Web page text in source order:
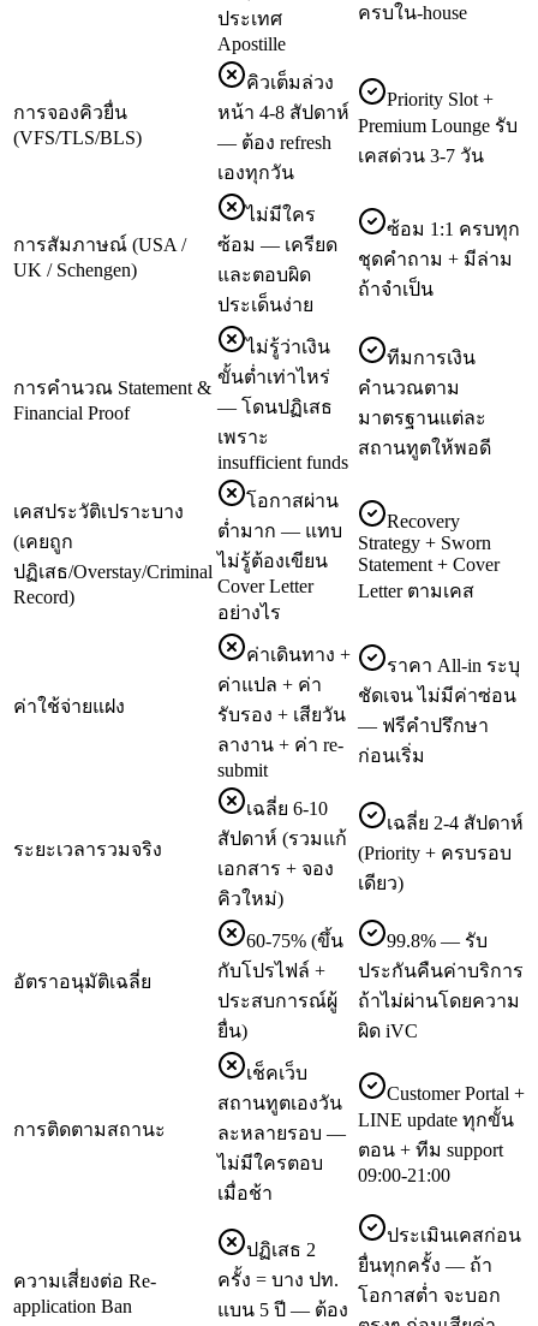
ประเทศ
Apostille
ครบใน-house
การจองคิวยื่น
(VFS/TLS/BLS)
คิวเต็มล่วง
หน้า 4-8 สัปดาห์
— ต้อง refresh
เองทุกวัน
Priority Slot +
Premium Lounge รับ
เคสด่วน 3-7 วัน
การสัมภาษณ์ (USA /
UK / Schengen)
ไม่มีใคร
ซ้อม — เครียด
และตอบผิด
ประเด็นง่าย
ซ้อม 1:1 ครบทุก
ชุดคำถาม + มีล่าม
ถ้าจำเป็น
การคำนวณ Statement &
Financial Proof
ไม่รู้ว่าเงิน
ขั้นต่ำเท่าไหร่
— โดนปฏิเสธ
เพราะ
insufficient funds
ทีมการเงิน
คำนวณตาม
มาตรฐานแต่ละ
สถานทูตให้พอดี
เคสประวัติเปราะบาง
(เคยถูก
ปฏิเสธ/Overstay/Criminal
Record)
โอกาสผ่าน
ต่ำมาก — แทบ
ไม่รู้ต้องเขียน
Cover Letter
อย่างไร
Recovery
Strategy + Sworn
Statement + Cover
Letter ตามเคส
ค่าใช้จ่ายแฝง
ค่าเดินทาง +
ค่าแปล + ค่า
รับรอง + เสียวัน
ลางาน + ค่า re-
submit
ราคา All-in ระบุ
ชัดเจน ไม่มีค่าซ่อน
— ฟรีคำปรึกษา
ก่อนเริ่ม
ระยะเวลารวมจริง
เฉลี่ย 6-10
สัปดาห์ (รวมแก้
เอกสาร + จอง
คิวใหม่)
เฉลี่ย 2-4 สัปดาห์
(Priority + ครบรอบ
เดียว)
อัตราอนุมัติเฉลี่ย
60-75% (ขึ้น
กับโปรไฟล์ +
ประสบการณ์ผู้
ยื่น)
99.8% — รับ
ประกันคืนค่าบริการ
ถ้าไม่ผ่านโดยความ
ผิด iVC
การติดตามสถานะ
เช็คเว็บ
สถานทูตเองวัน
ละหลายรอบ —
ไม่มีใครตอบ
เมื่อช้า
Customer Portal +
LINE update ทุกขั้น
ตอน + ทีม support
09:00-21:00
ความเสี่ยงต่อ Re-
application Ban
ปฏิเสธ 2
ครั้ง = บาง ปท.
แบน 5 ปี — ต้อง
ประเมินเคสก่อน
ยื่นทุกครั้ง — ถ้า
โอกาสต่ำ จะบอก